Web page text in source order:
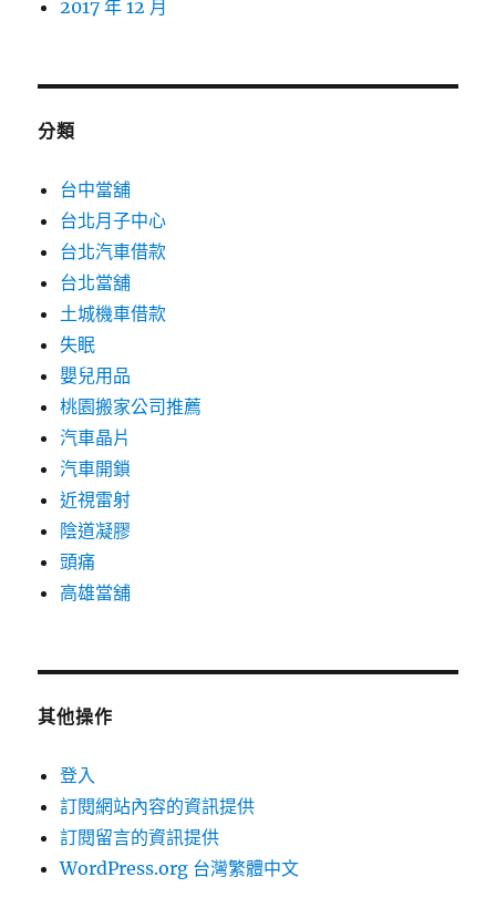
2017 年 12 月
分類
台中當舖
台北月子中心
台北汽車借款
台北當舖
土城機車借款
失眠
嬰兒用品
桃園搬家公司推薦
汽車晶片
汽車開鎖
近視雷射
陰道凝膠
頭痛
高雄當舖
其他操作
登入
訂閱網站內容的資訊提供
訂閱留言的資訊提供
WordPress.org 台灣繁體中文